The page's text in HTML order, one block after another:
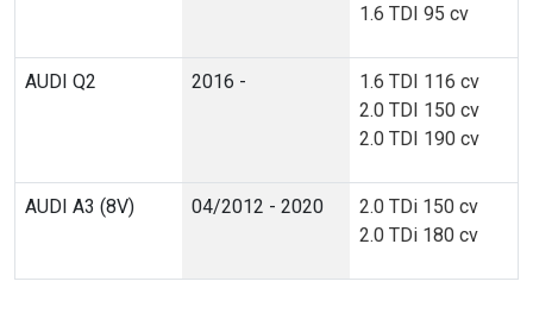
1.6 TDI 95 cv
AUDI Q2 2016 -
1.6 TDI 116 cv
2.0 TDI 150 cv
2.0 TDI 190 cv
AUDI A3 (8V) 04/2012 - 2020
2.0 TDi 150 cv
2.0 TDi 180 cv